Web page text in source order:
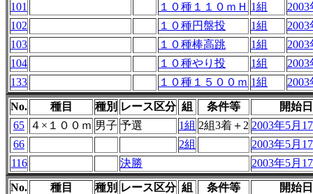
101
１０種１１０ｍＨ 1組
102
１０種円盤投 1組
103
１０種棒高跳 1組
104
１０種やり投 1組
133
１０種１５００ｍ 1組
No. 種目 種別 レース区分 組 条件等
開始
65
４×１００ｍ 男子 予選 1組 2組3着＋2 2003年5月
66
2組
2003年5月
116
決勝 2003年5月
No. 種目 種別 レース区分 組 条件等
開始